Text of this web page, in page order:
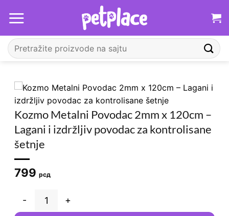
Претрага
за:
Kozmo Metalni Povodac 2mm x 120cm –
Lagani i izdržljiv povodac za kontrolisane
šetnje
799 рсд
Kozmo Metalni Povodac 2mm x 120cm – Lagani i izdržljiv